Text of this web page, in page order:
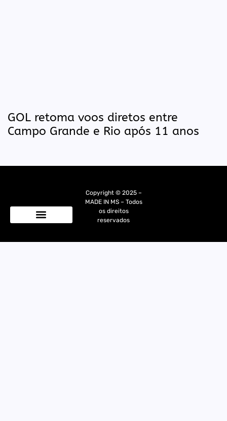
GOL retoma voos diretos entre
Campo Grande e Rio após 11 anos
Copyright © 2025 –
MADE IN MS – Todos
os direitos
reservados